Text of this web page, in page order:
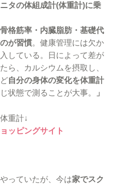
タの体組成計(体重計)に乗
格筋率・内臓脂肪・基礎代
が習慣。健康管理には欠か
している。日によって差が
ら、カルシウムを摂取し、
自分の身体の変化を体重計
状態で測ることが大事。 」
重計↓
ッピングサイト
っていたが、今は家でスク